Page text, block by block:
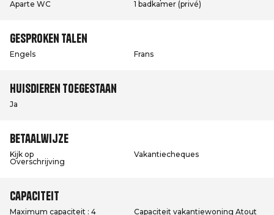
Aparte WC
1 badkamer (privé)
Gesproken talen
Engels Frans
Huisdieren toegestaan
Ja
Betaalwijze
Kijk op
Vakantiecheques
Overschrijving
Capaciteit
Maximum capaciteit : 4
Capaciteit vakantiewoning Atout